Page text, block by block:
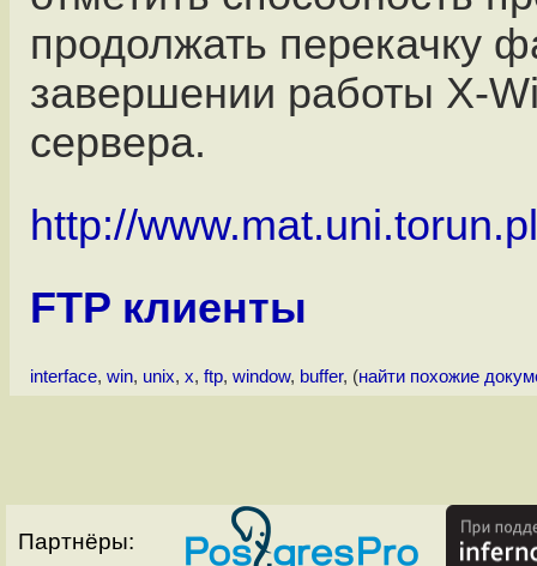
продолжать перекачку
завершении работы X-
сервера.
http://
FTP клиенты
interface, win, unix, x, ftp, window, buffer, (найти похожие
Партнёры: